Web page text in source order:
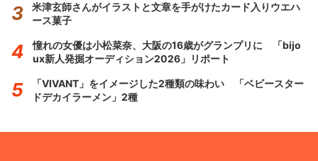
米津玄師さんがイラストと文章を手がけたカード入りウエハ
ース菓子
憧れの女優は小松菜奈、大阪の16歳がグランプリに 「bijo
ux新人発掘オーディション2026」リポート
「VIVANT」をイメージした2種類の味わい 「ベビースター
ドデカイラーメン」2種